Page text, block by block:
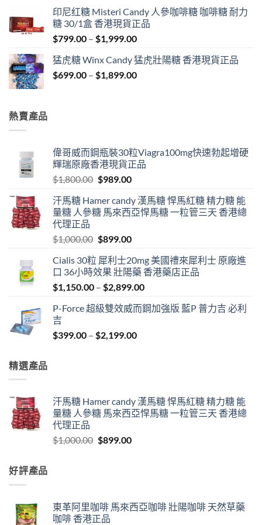
through
$1,849.00
印尼红糖 Misteri Candy 人參咖啡糖 咖啡糖 耐力
糖 30/1盒 香港現貨正品
$799.00 – $1,999.00Price
$799.00
through
猛虎糖 Winx Candy 猛虎壯陽糖 香港現貨正品
$699.00 – $1,899.00Price
熱賣產品
偉哥威而鋼瓶裝30粒Viagra100mg快速勃起增硬
輝瑞原廠香港現貨正品
$1,800.00 Original
was:
$1,800.00.
$989.00Current
is:
$989.00.
汗馬糖 Hamer candy 漢馬糖 悍馬紅糖 精力糖 能
量糖 人參糖 馬來西亞悍馬糖 一粒管三天 香港總
代理正品
$1,000.00 Original
was:
$1,000.00.
$899.00Current
is:
$899.00.
Cialis 30粒 犀利士20mg 美國禮來犀利士 原廠進
口 36小時效果 壯陽藥 香港藥店正品
$1,150.00 – $2,899.00Price
$1,150.00
P-Force 超級雙效威而鋼加強版 藍P 普力吉 必利
吉
$399.00 – $2,199.00Price
精選產品
汗馬糖 Hamer candy 漢馬糖 悍馬紅糖 精力糖 能
量糖 人參糖 馬來西亞悍馬糖 一粒管三天 香港總
代理正品
$1,000.00 Original
$899.00Current
好評產品
東革阿里咖啡 馬來西亞咖啡 壯陽咖啡 天然草藥
咖啡 香港正品